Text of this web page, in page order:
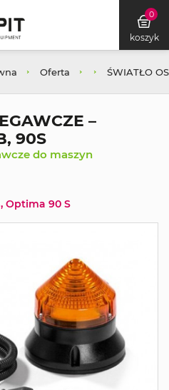
0
koszyk
Oferta ŚWIATŁO
–
90S
do maszyn
Optima 90 S